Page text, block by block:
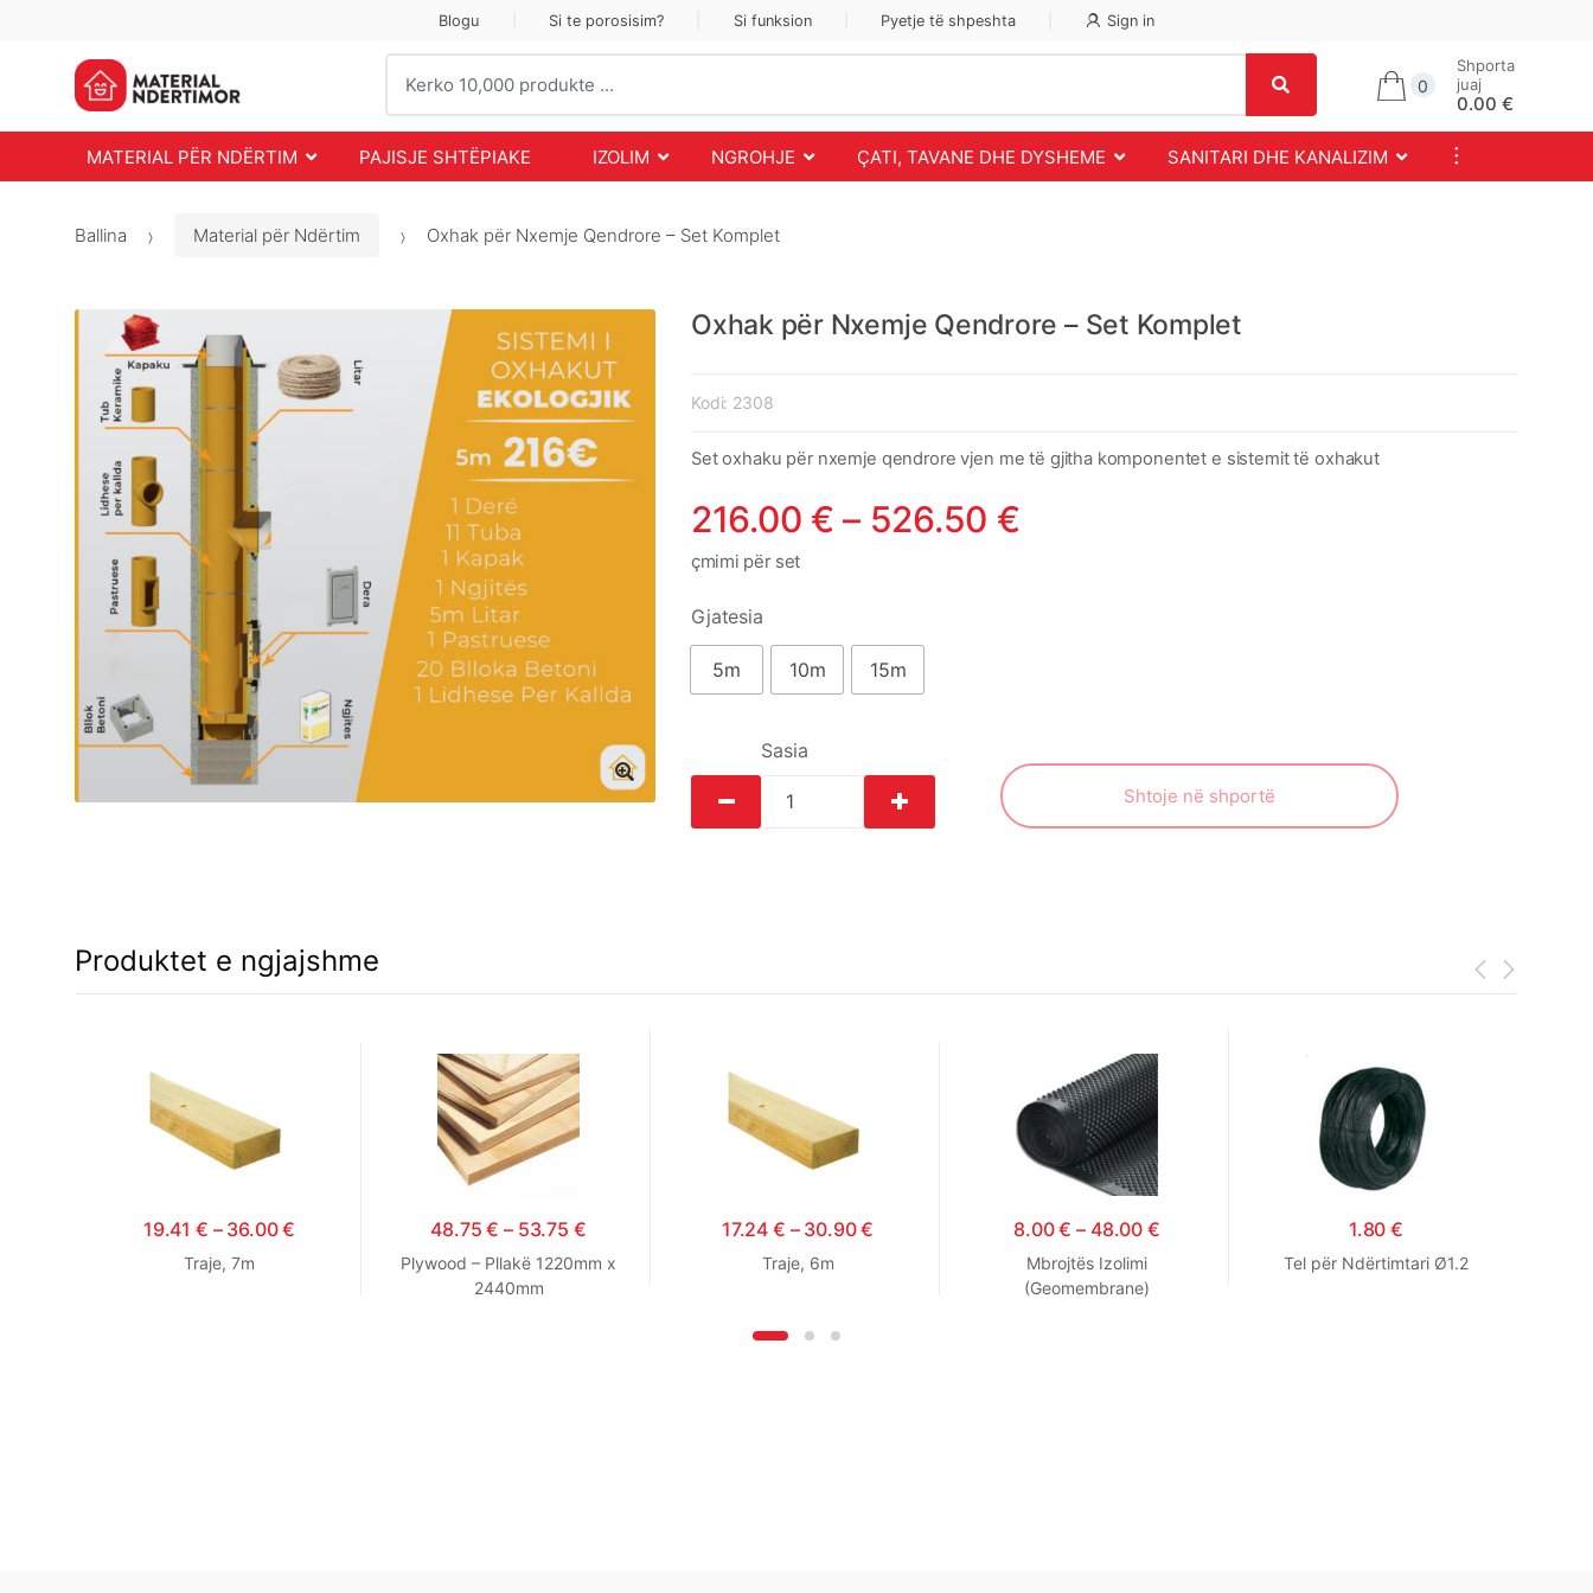
navigation
Blogu Si te porosisim? Si funksion Pyetje të shpeshta Sign in
for:
0
Shporta
juaj
0.00 €
MATERIAL PËR NDËRTIM PAJISJE SHTËPIAKE IZOLIM NGROHJE ÇATI, TAVANE DHE DYSHEME SANITARI DHE KANALIZIM ...
Ballina Material për Ndërtim Oxhak për Nxemje Qendrore – Set Komplet
Oxhak për Nxemje Qendrore – Set Komplet
Kodi: 2308
Set oxhaku për nxemje qendrore vjen me të gjitha komponentet e sistemit të oxhakut
216.00 € – 526.50 €
çmimi për set
Gjatesia
5m 10m 15m
Sasia
Shtoje në shportë
Produktet e ngjajshme
19.41 € – 36.00€
Traje, 7m
48.75€ – 53.75 €
Plywood – Pllakë 1220mm x
2440mm
17.24 € – 30.90€
Traje, 6m
8.00€ – 48.00 €
Mbrojtës Izolimi
(Geomembrane)
1.80€
Tel për Ndërtimtari Ø1.2